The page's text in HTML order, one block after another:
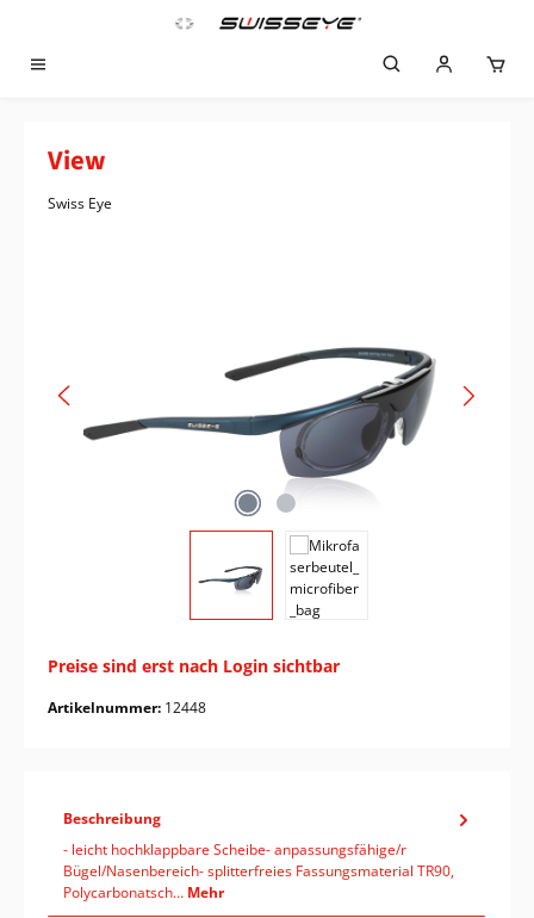
Zum Hauptinhalt springen
View
Swiss Eye
Preise sind erst nach Login sichtbar
Artikelnummer: 12448
Beschreibung
- leicht hochklappbare Scheibe- anpassungsfähige/r
Bügel/Nasenbereich- splitterfreies Fassungsmaterial TR90,
Polycarbonatsch… Mehr